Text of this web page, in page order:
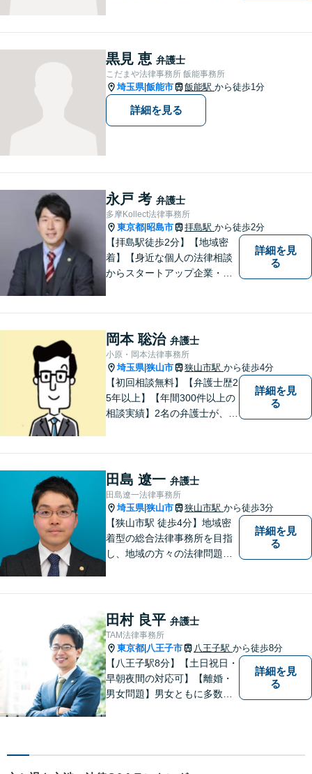
ひ一度ご相談ください。
黒見 恵 弁護士
こだまや法律事務所 飯能事務所
埼玉県|飯能市 飯能駅 から徒歩1分
詳細を見る
永戸 考 弁護士
多摩Kollect法律事務所
東京都 昭島市 拝島駅 から徒歩2分
【拝島駅徒歩2分】【地域密
着】【身近な個人の法律相談
からスタートアップ企業・中
イスをご提供します。
詳細を見
る
岡本 聡治 弁護士
小原・岡本法律事務所
埼玉県|狭山市 狭山市駅 から徒歩4分
【初回相談無料】【弁護士歴2
5年以上】【年間300件以上の
相談実績】2名の弁護士が、さ
談ください【相続】税理士や
司法書士などと連携し、複雑
な案件も対応。【狭山市駅4
分】
詳細を見
る
田島 遼一 弁護士
田島遼一法律事務所
埼玉県|狭山市 狭山市駅 から徒歩3分
【狭山市駅 徒歩4分】地域密
着型の総合法律事務所を目指
し、地域の方々の法律問題を
気軽にご相談ください。
詳細を見
る
田村 良平 弁護士
TAM法律事務所
東京都 八王子市 八王子駅 から徒歩8分
【八王子駅8分】【土日祝日・
早朝夜間の対応可】【離婚・
男女問題】男女ともに多数実
い。
詳細を見
る